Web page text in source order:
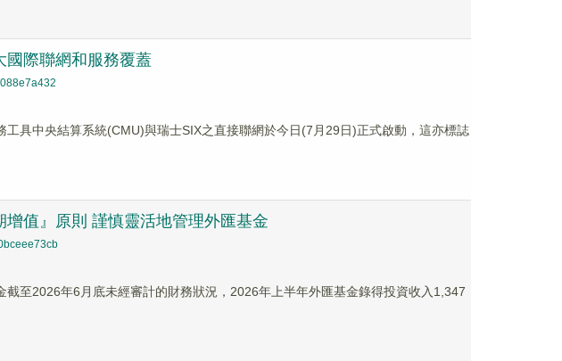
國際聯網和服務覆蓋
工具中央結算系統(CMU)與瑞士SIX之直接聯網於今日(7月29日)正式啟動，這亦標誌
值』原則 謹慎靈活地管理外匯基金
截至2026年6月底未經審計的財務狀況，2026年上半年外匯基金錄得投資收入1,347